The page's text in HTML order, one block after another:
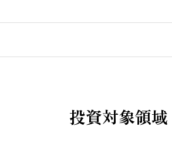
投資対象領域